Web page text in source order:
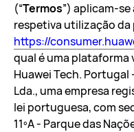
(“Termos”) aplicam-
respetiva utilização da
https://
qual é uma plataforma
Huawei Tech.
Lda., uma empresa
lei portuguesa, com
11ºA - Parque das